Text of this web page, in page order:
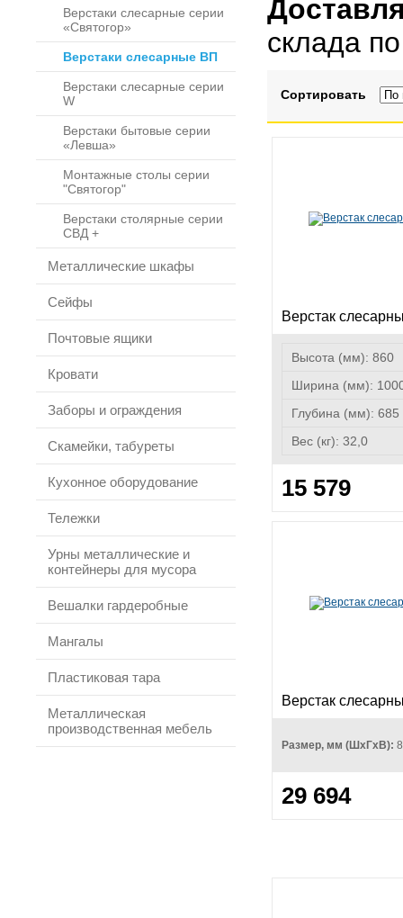
Верстаки слесарные серии
«Святогор»
Верстаки слесарные ВП
Верстаки слесарные серии
W
Верстаки бытовые серии
«Левша»
Монтажные столы серии
"Святогор"
Верстаки столярные серии
СВД +
Металлические шкафы
Сейфы
Почтовые ящики
Кровати
Заборы и ограждения
Скамейки, табуреты
Кухонное оборудование
Тележки
Урны металлические и
контейнеры для мусора
Вешалки гардеробные
Мангалы
Пластиковая тара
Металлическая
производственная мебель
склада
Сортировать
Верстак
Высота (мм): 860
Ширина (мм):
Глубина (мм): 685
Вес (кг): 32,0
15 579
Верстак
Размер, мм (ШхГхВ):
29 694